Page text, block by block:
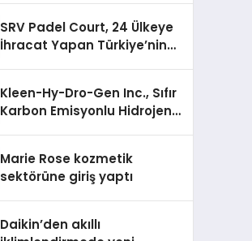
SRV Padel Court, 24 Ülkeye
İhracat Yapan Türkiye’nin
Kleen-Hy-Dro-Gen Inc., Sıfır
Karbon Emisyonlu Hidrojen
Aldı
Marie Rose kozmetik
sektörüne giriş yaptı
Daikin’den akıllı